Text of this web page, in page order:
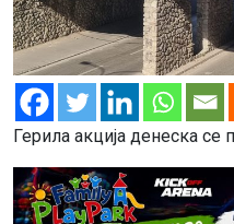
Герила акција денеска се